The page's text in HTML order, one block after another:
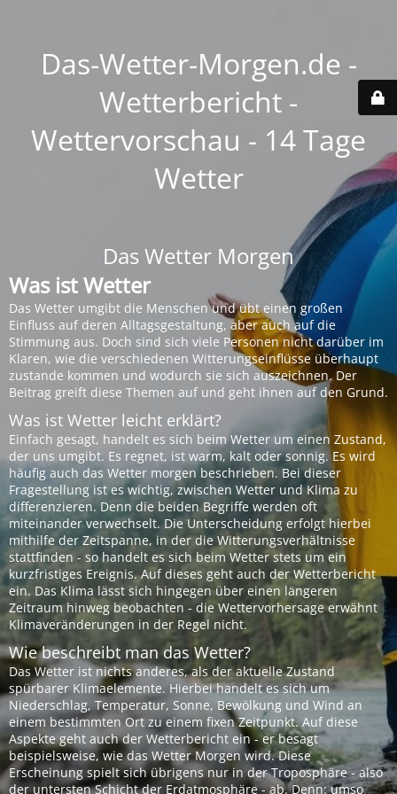
Das-Wetter-Morgen.de -
Wetterbericht -
Wettervorschau - 14 Tage
Wetter
Das Wetter Morgen
Was ist Wetter
Das Wetter umgibt die Menschen und übt einen großen
Einfluss auf deren Alltagsgestaltung, aber auch auf die
Stimmung aus. Doch sind sich viele Personen nicht darüber im
Klaren, wie die verschiedenen Witterungseinflüsse überhaupt
zustande kommen und wodurch sie sich auszeichnen. Der
Beitrag greift diese Themen auf und geht ihnen auf den Grund.
Was ist Wetter leicht erklärt?
Einfach gesagt, handelt es sich beim Wetter um einen Zustand,
der uns umgibt. Es regnet, ist warm, kalt oder sonnig. Es wird
häufig auch das Wetter morgen beschrieben. Bei dieser
Fragestellung ist es wichtig, zwischen Wetter und Klima zu
differenzieren. Denn die beiden Begriffe werden oft
miteinander verwechselt. Die Unterscheidung erfolgt hierbei
mithilfe der Zeitspanne, in der die Witterungsverhältnisse
stattfinden - so handelt es sich beim Wetter stets um ein
kurzfristiges Ereignis. Auf dieses geht auch der Wetterbericht
ein. Das Klima lässt sich hingegen über einen längeren
Zeitraum hinweg beobachten - die Wettervorhersage erwähnt
Klimaveränderungen in der Regel nicht.
Wie beschreibt man das Wetter?
Das Wetter ist nichts anderes, als der aktuelle Zustand
spürbarer Klimaelemente. Hierbei handelt es sich um
Niederschlag, Temperatur, Sonne, Bewölkung und Wind an
einem bestimmten Ort zu einem fixen Zeitpunkt. Auf diese
Aspekte geht auch der Wetterbericht ein - er besagt
beispielsweise, wie das Wetter Morgen wird. Diese
Erscheinung spielt sich übrigens nur in der Troposphäre - also
der untersten Schicht der Erdatmosphäre - ab. Denn: umso